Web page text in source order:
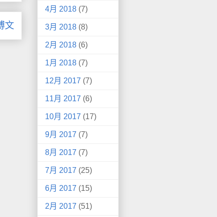
文
4月 2018 (7)
3月 2018 (8)
2月 2018 (6)
1月 2018 (7)
12月 2017 (7)
11月 2017 (6)
10月 2017 (17)
9月 2017 (7)
8月 2017 (7)
7月 2017 (25)
6月 2017 (15)
2月 2017 (51)